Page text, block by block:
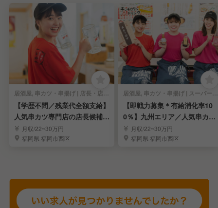
居酒屋, 串カツ・串揚げ | 店長・店長候補
【学歴不問／残業代全額支給】
人気串カツ専門店の店長候補を
募集／福岡市
月収/22~30万円
福岡県 福岡市西区
居酒屋, 串カツ・串揚げ | スーパーバイザー
【即戦力募集＊有給消化率10
0％】九州エリア／人気串カツ
専門店のSV候補
月収/22~30万円
福岡県 福岡市西区